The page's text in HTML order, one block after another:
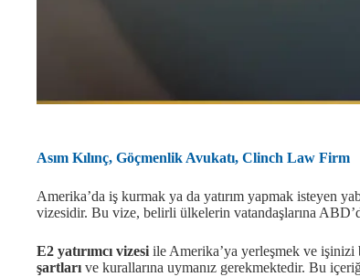
Asım Kılınç, Göçmenlik Avukatı, Clinch Law Firm
Amerika’da iş kurmak ya da yatırım yapmak isteyen
vizesidir. Bu vize, belirli ülkelerin vatandaşlarına
E2 yatırımcı vizesi ile Amerika’ya yerleşmek ve
şartları ve kurallarına uymanız gerekmektedir. Bu